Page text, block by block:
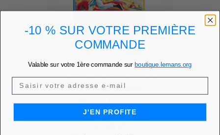
BOITE À BONBONS -
24H LE MANS
Prix
4,00 €
-10 % SUR VOTRE PREMIÈRE
COMMANDE
Valable sur votre 1ère commande sur boutique.lemans.org
J'EN PROFITE